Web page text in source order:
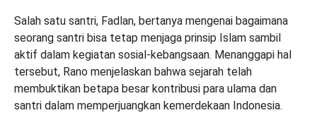
Salah satu santri, Fadlan, bertanya mengenai bagaimana
seorang santri bisa tetap menjaga prinsip Islam sambil
aktif dalam kegiatan sosial-kebangsaan. Menanggapi hal
tersebut, Rano menjelaskan bahwa sejarah telah
membuktikan betapa besar kontribusi para ulama dan
santri dalam memperjuangkan kemerdekaan Indonesia.